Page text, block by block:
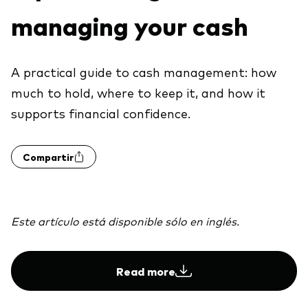
Sobre nuestros productos
ETFs indexados
Inversiones ESG
Material de Soporte
Construcción de portafolios
Economía y Mercado
Opinión de experto
Perspectivas de Vanguard
Fundamentos de ETF
Back to main menu
Acerca de Vanguard
Plus
Back to main menu
Información General
Contenido Exclusivo
Advisor’s Alpha®
Portafolios Modelo Estratégicos
managing your cash
A practical guide to cash management: how
much to hold, where to keep it, and how it
supports financial confidence.
Compartir
Este artículo está disponible sólo en inglés.
Read more